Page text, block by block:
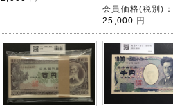
会員価格(税別)：
25,000 円